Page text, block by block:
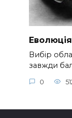
Вибір
завжди
0